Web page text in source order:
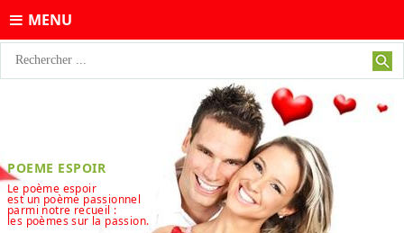
MENU
POEME ESPOIR
Le poème espoir
est un poème passionnel
parmi notre recueil :
les poèmes sur la passion.